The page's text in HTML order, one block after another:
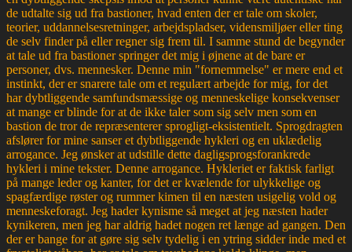
de udtalte sig ud fra bastioner, hvad enten der er tale om skoler,
teorier, uddannelsesretninger, arbejdspladser, vidensmiljøer eller ting
de selv finder på eller regner sig frem til. I samme stund de begynder
at tale ud fra bastioner springer det mig i øjnene at de bare er
personer, dvs. mennesker. Denne min "fornemmelse" er mere end et
instinkt, der er snarere tale om et regulært arbejde for mig, for det
har dybtliggende samfundsmæssige og menneskelige konsekvenser
at mange er blinde for at de ikke taler som sig selv men som en
bastion de tror de repræsenterer sprogligt-eksistentielt. Sprogdragten
afslører for mine sanser et dybtliggende hykleri og en uklædelig
arrogance. Jeg ønsker at udstille dette dagligsprogsforankrede
hykleri i mine tekster. Denne arrogance. Hykleriet er faktisk farligt
på mange leder og kanter, for det er kvælende for ulykkelige og
spagfærdige røster og rummer kimen til en næsten usigelig vold og
menneskeforagt. Jeg hader kynisme så meget at jeg næsten hader
kynikeren, men jeg har aldrig hadet nogen ret længe ad gangen. Den
der er bange for at gøre sig selv tydelig i en ytring sidder inde med et